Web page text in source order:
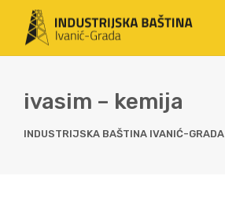
ivasim – kemija
INDUSTRIJSKA BAŠTINA IVANIĆ-GRADA